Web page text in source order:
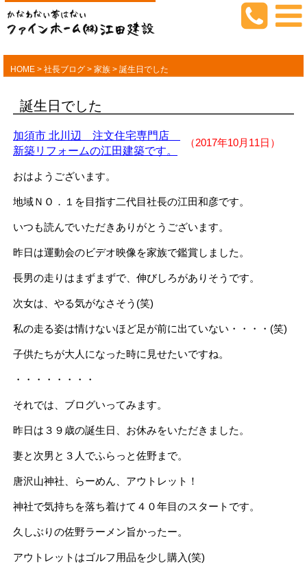
HOME > 社長ブログ > 家族 > 誕生日でした
誕生日でした
（2017年10月11日）
加須市 北川辺 注文住宅専門店
新築リフォームの江田建築です。
おはようございます。
地域ＮＯ．１を目指す二代目社長の江田和彦です。
いつも読んでいただきありがとうございます。
昨日は運動会のビデオ映像を家族で鑑賞しました。
長男の走りはまずまずで、伸びしろがありそうです。
次女は、やる気がなさそう(笑)
私の走る姿は情けないほど足が前に出ていない・・・・(笑)
子供たちが大人になった時に見せたいですね。
・・・・・・・・
それでは、ブログいってみます。
昨日は３９歳の誕生日、お休みをいただきました。
妻と次男と３人でふらっと佐野まで。
唐沢山神社、らーめん、アウトレット！
神社で気持ちを落ち着けて４０年目のスタートです。
久しぶりの佐野ラーメン旨かったー。
アウトレットはゴルフ用品を少し購入(笑)